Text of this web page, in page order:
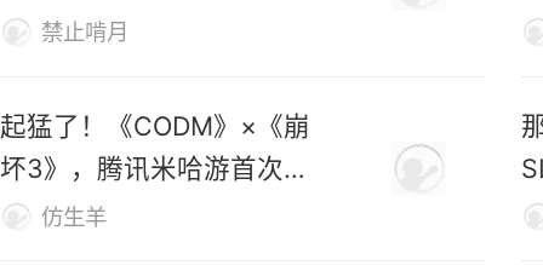
费送！禁止啃月
起猛了！《CODM》×《崩
坏3》，腾讯米哈游首次联
动官宣！
仿生羊